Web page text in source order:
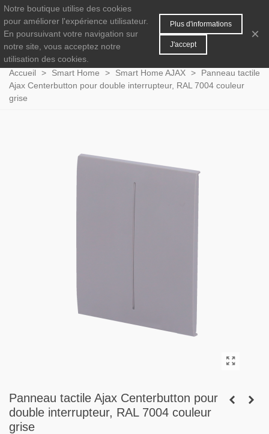
0 MENU
Accueil > Smart Home > Smart Home AJAX >
Panneau tactile
Ajax Centerbutton pour double interrupteur, RAL 7004 couleur
grise
Panneau tactile Ajax Centerbutton pour
double interrupteur, RAL 7004 couleur
grise
Notre boutique utilise des cookies
pour améliorer l'expérience utilisateur.
En poursuivant votre navigation sur
notre site, vous acceptez notre
utilisation des cookies.
Plus d'informations
J'accept
×